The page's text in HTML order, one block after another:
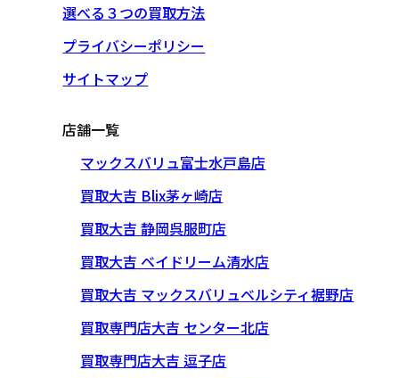
選べる３つの買取方法
プライバシーポリシー
サイトマップ
店舗一覧
マックスバリュ富士水戸島店
買取大吉 Blix茅ヶ崎店
買取大吉 静岡呉服町店
買取大吉 ベイドリーム清水店
買取大吉 マックスバリュベルシティ裾野店
買取専門店大吉 センター北店
買取専門店大吉 逗子店